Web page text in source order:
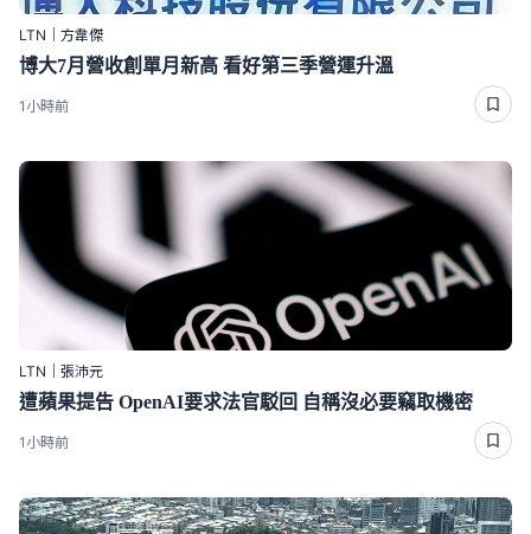
LTN｜方韋傑
博大7月營收創單月新高 看好第三季營運升溫
1小時前
LTN｜張沛元
遭蘋果提告 OpenAI要求法官駁回 自稱沒必要竊取機密
1小時前